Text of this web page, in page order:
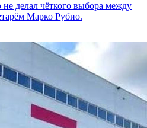
делал чёткого выбора между
Марко Рубио.